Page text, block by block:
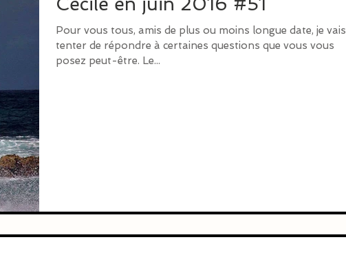
Pour vous tous, amis de plus ou moins longue date, je vais
tenter de répondre à certaines questions que vous vous
posez peut-être. Le...